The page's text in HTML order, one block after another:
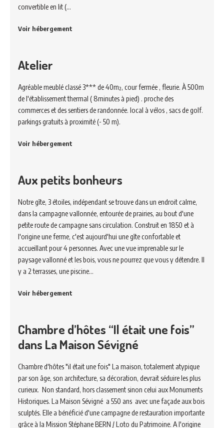
convertible en lit (…
Voir hébergement
Atelier
Agréable meublé classé 3*** de 40m², cour fermée , fleurie. À 500m
de l'établissement thermal ( 8minutes à pied) . proche des
commerces et des sentiers de randonnée. local à vélos , sacs de golf.
parkings gratuits à proximité (- 50 m).
Voir hébergement
Aux petits bonheurs
Notre gîte, 3 étoiles, indépendant se trouve dans un endroit calme,
dans la campagne vallonnée, entourée de prairies, au bout d'une
petite route de campagne sans circulation. Construit en 1850 et à
l'origine une ferme, c'est aujourd'hui une gîte confortable et
accueillant pour 4 personnes. Avec une vue imprenable sur le
paysage vallonné et les bois, vous ne pourrez que vous y détendre. Il
y a 2 terrasses, une piscine…
Voir hébergement
Chambre d’hôtes “Il était une fois”
dans La Maison Sévigné
Chambre d'hôtes "il était une fois" La maison, totalement atypique
par son âge, son architecture, sa décoration, devrait séduire les plus
curieux. Non standard, hors classement sinon celui aux Monuments
Historiques. La Maison Sévigné a 550 ans avec une façade aux bois
sculptés. Elle a bénéficié d'une campagne de restauration importante
grâce à la Mission Stéphane BERN / Loto du Patrimoine. A l'origine